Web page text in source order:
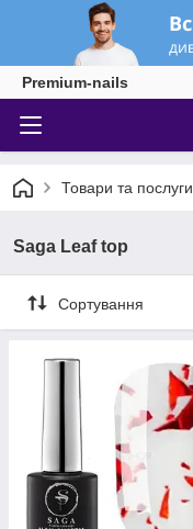
Premium-nails
Товари та послуги
Saga Leaf top
Сортування